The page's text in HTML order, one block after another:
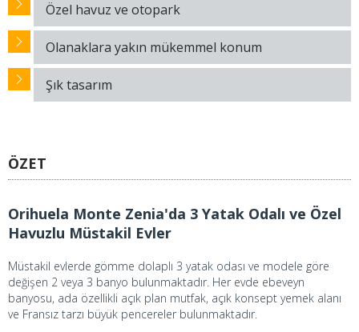
Özel havuz ve otopark
Olanaklara yakın mükemmel konum
Şık tasarım
ÖZET
Orihuela Monte Zenia'da 3 Yatak Odalı ve Özel
Havuzlu Müstakil Evler
Müstakil evlerde gömme dolaplı 3 yatak odası ve modele göre
değişen 2 veya 3 banyo bulunmaktadır. Her evde ebeveyn
banyosu, ada özellikli açık plan mutfak, açık konsept yemek alanı
ve Fransız tarzı büyük pencereler bulunmaktadır.